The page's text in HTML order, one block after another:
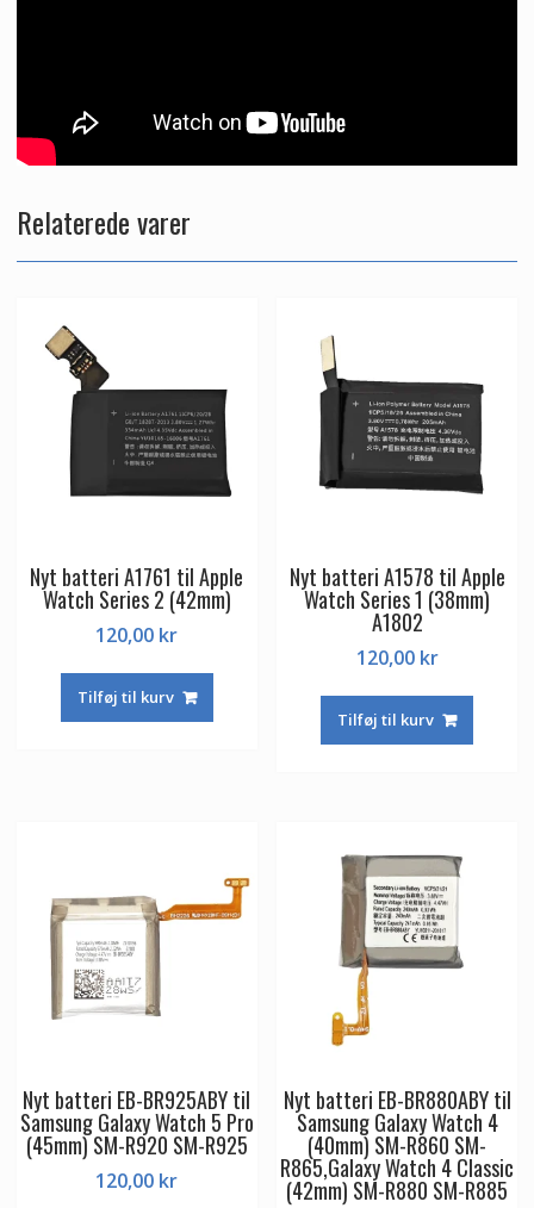
Relaterede varer
Nyt batteri A1761 til Apple
Watch Series 2 (42mm)
120,00 kr
Tilføj til kurv
Nyt batteri A1578 til Apple
Watch Series 1 (38mm)
A1802
120,00 kr
Tilføj til kurv
Nyt batteri EB-BR925ABY til
Samsung Galaxy Watch 5 Pro
(45mm) SM-R920 SM-R925
120,00 kr
Nyt batteri EB-BR880ABY til
Samsung Galaxy Watch 4
(40mm) SM-R860 SM-
R865,Galaxy Watch 4 Classic
(42mm) SM-R880 SM-R885